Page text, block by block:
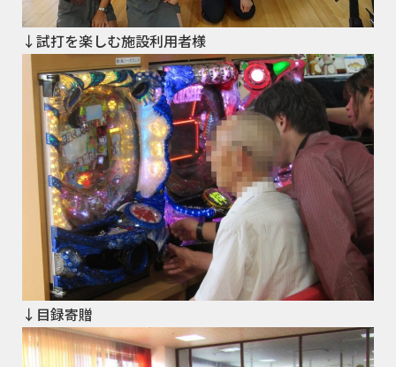
↓試打を楽しむ施設利用者様
↓目録寄贈